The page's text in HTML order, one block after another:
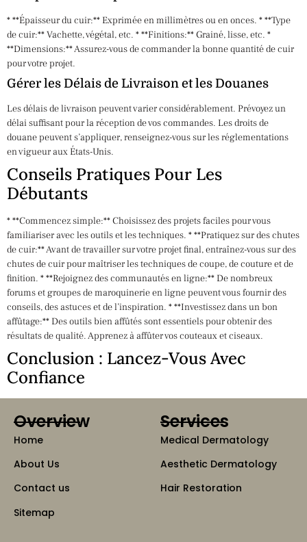
* **Épaisseur du cuir:** Exprimée en millimètres ou en onces. * **Type
de cuir:** Vachette, végétal, etc. * **Finitions:** Grainé, lisse, etc. *
**Dimensions:** Assurez-vous de commander la bonne quantité de cuir
pour votre projet.
Gérer les Délais de Livraison et les Douanes
Les délais de livraison peuvent varier considérablement. Prévoyez un
délai suffisant pour la réception de vos commandes. Les droits de
douane peuvent s’appliquer, renseignez-vous sur les réglementations
en vigueur aux États-Unis.
Conseils Pratiques Pour Les
Débutants
* **Commencez simple:** Choisissez des projets faciles pour vous
familiariser avec les outils et les techniques. * **Pratiquez sur des chutes
de cuir:** Avant de travailler sur votre projet final, entraînez-vous sur des
chutes de cuir pour maîtriser les techniques de coupe, de couture et de
finition. * **Rejoignez des communautés en ligne:** De nombreux
forums et groupes de maroquinerie en ligne peuvent vous fournir des
conseils, des astuces et de l’inspiration. * **Investissez dans un bon
affûtage:** Des outils bien affûtés sont essentiels pour obtenir des
résultats de qualité. Apprenez à affûter vos couteaux et ciseaux.
Conclusion : Lancez-Vous Avec
Confiance
Overview
Home
About Us
Contact us
Sitemap
Services
Medical Dermatology
Aesthetic Dermatology
Hair Restoration